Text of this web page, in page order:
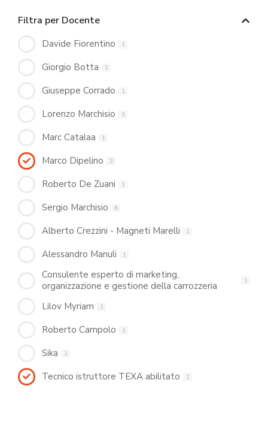
Filtra per Docente
Davide Fiorentino 1
Giorgio Botta 1
Giuseppe Corrado 1
Lorenzo Marchisio 3
Marc Catalaa 1
Marco Dipelino 3
Roberto De Zuani 1
Sergio Marchisio 6
Alberto Crezzini - Magneti Marelli 1
Alessandro Manuli 1
Consulente esperto di marketing,
organizzazione e gestione della carrozzeria
1
Lilov Myriam 1
Roberto Campolo 1
Sika 1
Tecnico istruttore TEXA abilitato 1